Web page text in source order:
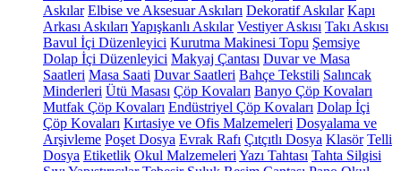
Askılar Elbise ve Aksesuar Askıları Dekoratif Askılar Kapı
Arkası Askıları Yapışkanlı Askılar Vestiyer Askısı Takı Askısı
Bavul İçi Düzenleyici Kurutma Makinesi Topu Şemsiye
Dolap İçi Düzenleyici Makyaj Çantası Duvar ve Masa
Saatleri Masa Saati Duvar Saatleri Bahçe Tekstili Salıncak
Minderleri Ütü Masası Çöp Kovaları Banyo Çöp Kovaları
Mutfak Çöp Kovaları Endüstriyel Çöp Kovaları Dolap İçi
Çöp Kovaları Kırtasiye ve Ofis Malzemeleri Dosyalama ve
Arşivleme Poşet Dosya Evrak Rafı Çıtçıtlı Dosya Klasör Telli
Dosya Etiketlik Okul Malzemeleri Yazı Tahtası Tahta Silgisi